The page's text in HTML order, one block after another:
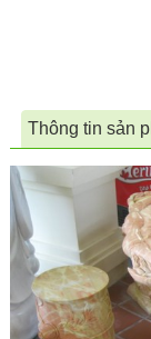
Thông tin sản